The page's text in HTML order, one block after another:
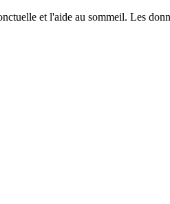
et l'aide au sommeil. Les